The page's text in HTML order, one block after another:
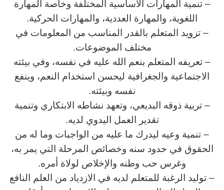
– تنمية المهارات الأساسية المختلفة وخاصة المهارة
اللغوية، والمهارة العددية، والمهارات الحركية.
– تزويد المتعلم بالقدر المناسب من المعلومات في
مختلف الموضوعات.
– تعريفه المتعلم بنعم الله عليه في نفسه، وفي بيئته
الاجتماعية والجغرافية ليحسن استخدام النعم، وينفع
نفسه وبيئته.
– تربية ذوقه البديعي، وتعهد نشاطه الابتكاري وتنمية
تقدير العمل اليدوي لديه.
– تنمية وعيه ليدرك ما عليه من الواجبات وما له من
الحقوق في حدود سنه وخصائص المرحلة التي يمر به،
وغرس حب وطنه والإخلاص لولاة أمره.
– توليد الرغبة للمتعلم لديه في الازدياد من العلم النافع